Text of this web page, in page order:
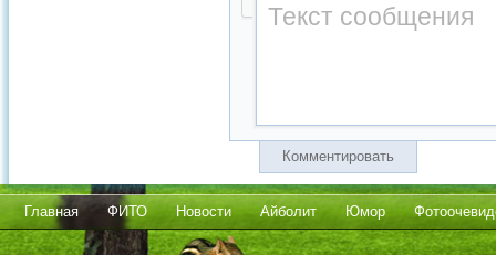
Комментировать
Главная ФИТО Новости Айболит Юмор